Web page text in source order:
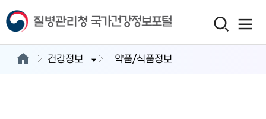
건강정보 약품/식품정보